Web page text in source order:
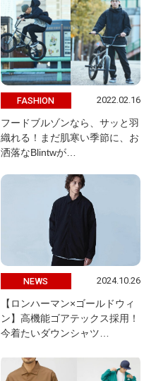
FASHION 2022.02.16
フードブルゾンなら、サッと羽
織れる！まだ肌寒い季節に、お
洒落なBlintwが…
NEWS 2024.10.26
【ロンハーマン×ゴールドウィ
ン】高機能ゴアテックス採用！
今着たいダウンシャツ…